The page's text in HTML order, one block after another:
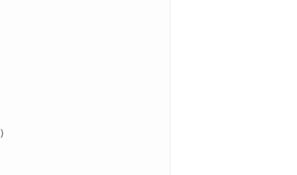
）